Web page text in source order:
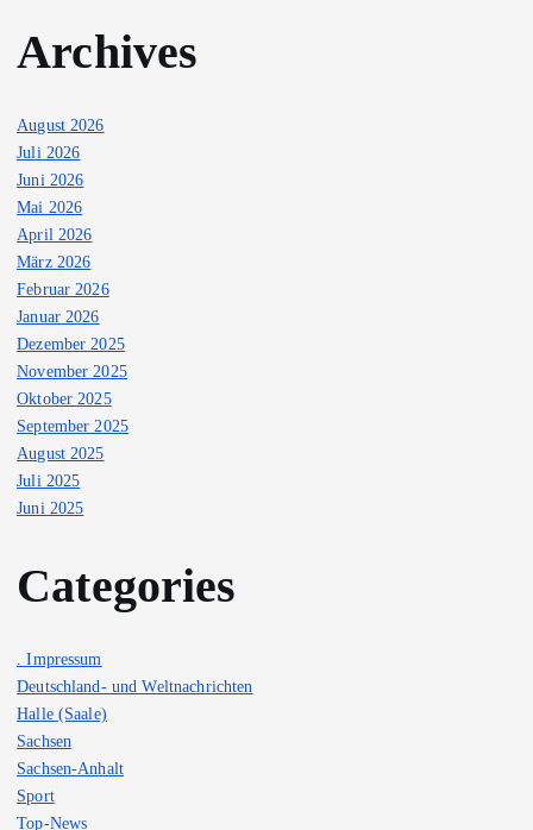
Archives
August 2026
Juli 2026
Juni 2026
Mai 2026
April 2026
März 2026
Februar 2026
Januar 2026
Dezember 2025
November 2025
Oktober 2025
September 2025
August 2025
Juli 2025
Juni 2025
Categories
. Impressum
Deutschland- und Weltnachrichten
Halle (Saale)
Sachsen
Sachsen-Anhalt
Sport
Top-News